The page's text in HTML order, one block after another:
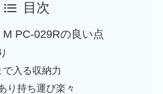
目次
M PC-029Rの良い点
入る収納力
り持ち運び楽々